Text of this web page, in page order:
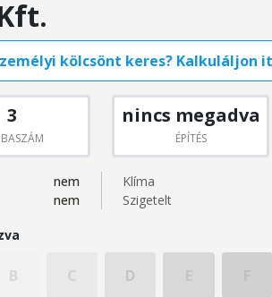
kölcsönt keres? Kalkuláljon
3 nincs megadva
ÉPÍTÉS
nem
nem
Klíma
Szigetelt
B C D